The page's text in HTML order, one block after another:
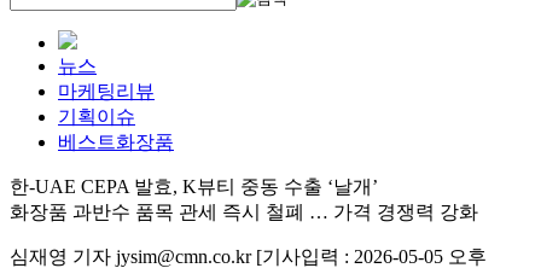
뉴스
마케팅리뷰
기획이슈
베스트화장품
한-UAE CEPA 발효, K뷰티 중동 수출 ‘날개’
화장품 과반수 품목 관세 즉시 철폐 … 가격 경쟁력 강화
심재영 기자 jysim@cmn.co.kr [기사입력 : 2026-05-05 오후